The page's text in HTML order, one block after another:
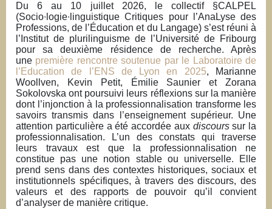
n
e
Du 6 au 10 juillet 2026, le collectif §CALPEL
(Socio∙logie∙linguistique Critiques pour l’AnaLyse des
Professions, de l’Éducation et du Langage) s’est réuni à
l’Institut de plurilinguisme de l’Université de Fribourg
pour sa deuxième résidence de recherche. Après
une première rencontre soutenue par le Laboratoire de
l’Education de l’ENS de Lyon en 2025, Marianne
Woollven, Kevin Petit, Émilie Saunier et Zorana
Sokolovska ont poursuivi leurs réflexions sur la manière
dont l’injonction à la professionnalisation transforme les
savoirs transmis dans l’enseignement supérieur. Une
attention particulière a été accordée aux discourssur la
professionnalisation. L’un des constats qui traverse
leurs travaux est que la professionnalisation ne
constitue pas une notion stable ou universelle. Elle
prend sens dans des contextes historiques, sociaux et
institutionnels spécifiques, à travers des discours, des
valeurs et des rapports de pouvoir qu’il convient
d’analyser de manière critique.